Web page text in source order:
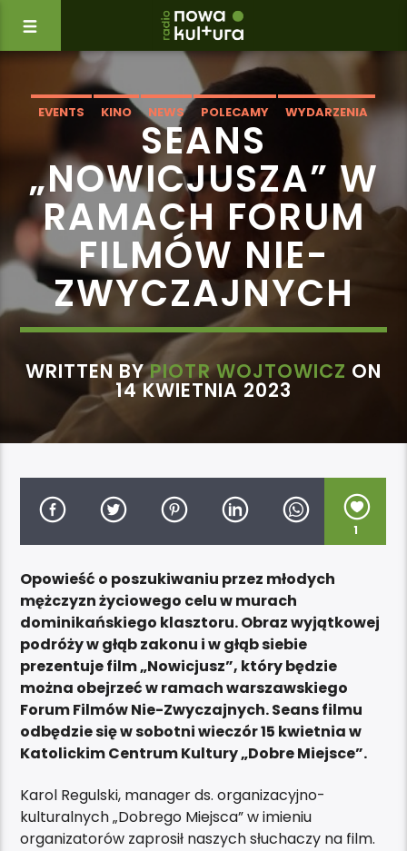
EVENTS KINO NEWS POLECAMY WYDARZENIA
SEANS
„NOWICJUSZA” W
RAMACH FORUM
FILMÓW NIE-
ZWYCZAJNYCH
WRITTEN BYPIOTR WOJTOWICZ ON
14 KWIETNIA 2023
1
Opowieść o poszukiwaniu przez młodych
mężczyzn życiowego celu w murach
dominikańskiego klasztoru. Obraz wyjątkowej
podróży w głąb zakonu i w głąb siebie
prezentuje film „Nowicjusz”, który będzie
można obejrzeć w ramach warszawskiego
Forum Filmów Nie-Zwyczajnych. Seans filmu
odbędzie się w sobotni wieczór 15 kwietnia w
Katolickim Centrum Kultury „Dobre Miejsce”.
Karol Regulski, manager ds. organizacyjno-
kulturalnych „Dobrego Miejsca” w imieniu
organizatorów zaprosił naszych słuchaczy na film.